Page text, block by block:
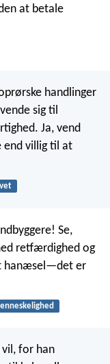
at betale
handlinger
sig til
Ja, vend
villig til at
Se,
retfærdighed og
hanæsel—det er
for han